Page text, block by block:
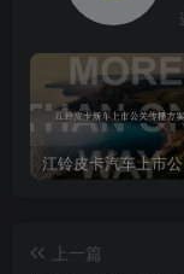
YOUKU四美拍动可
酸/硅油/硫酸盐重要
化学成分对头皮的
AY时尚即选择无污染
源氨基酸慕斯洗头
滋源气雾罐微米泡泡
江
上一篇